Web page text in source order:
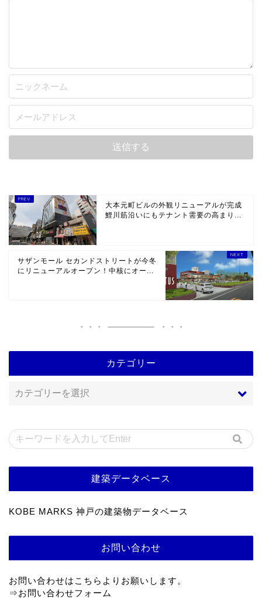
大本元町ビルの外観リニューアルが完成
鯉川筋沿いにもテナント需要の高まり...
サザンモール セカンドストリートが今冬
にリニューアルオープン！中核にオー...
カテゴリー
建築データベース
KOBE MARKS 神戸の建築物データベース
お問い合わせ
お問い合わせはこちらよりお願いします。
⇒お問い合わせフォーム